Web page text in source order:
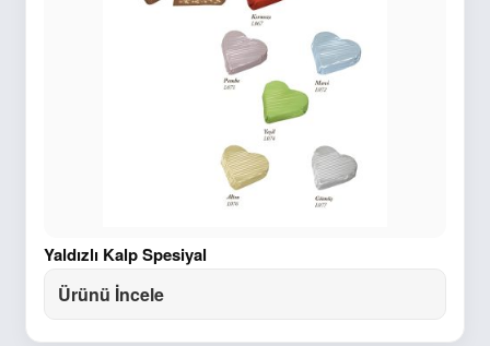
Yaldızlı Kalp Spesiyal
Ürünü İncele